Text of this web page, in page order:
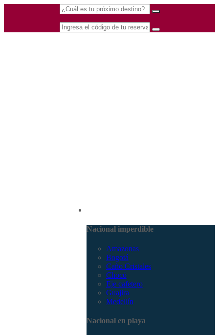
Nacional imperdible
Amazonas
Bogotá
Caño Cristales
Chocó
Eje cafetero
Guajira
Medellín
Nacional en playa